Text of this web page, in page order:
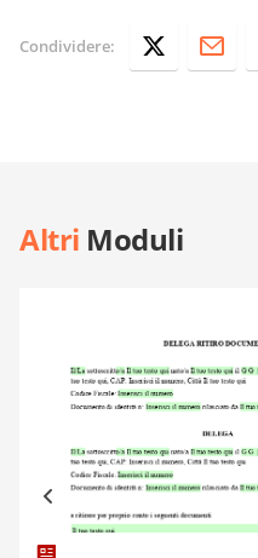
Condividere:
Altri Moduli